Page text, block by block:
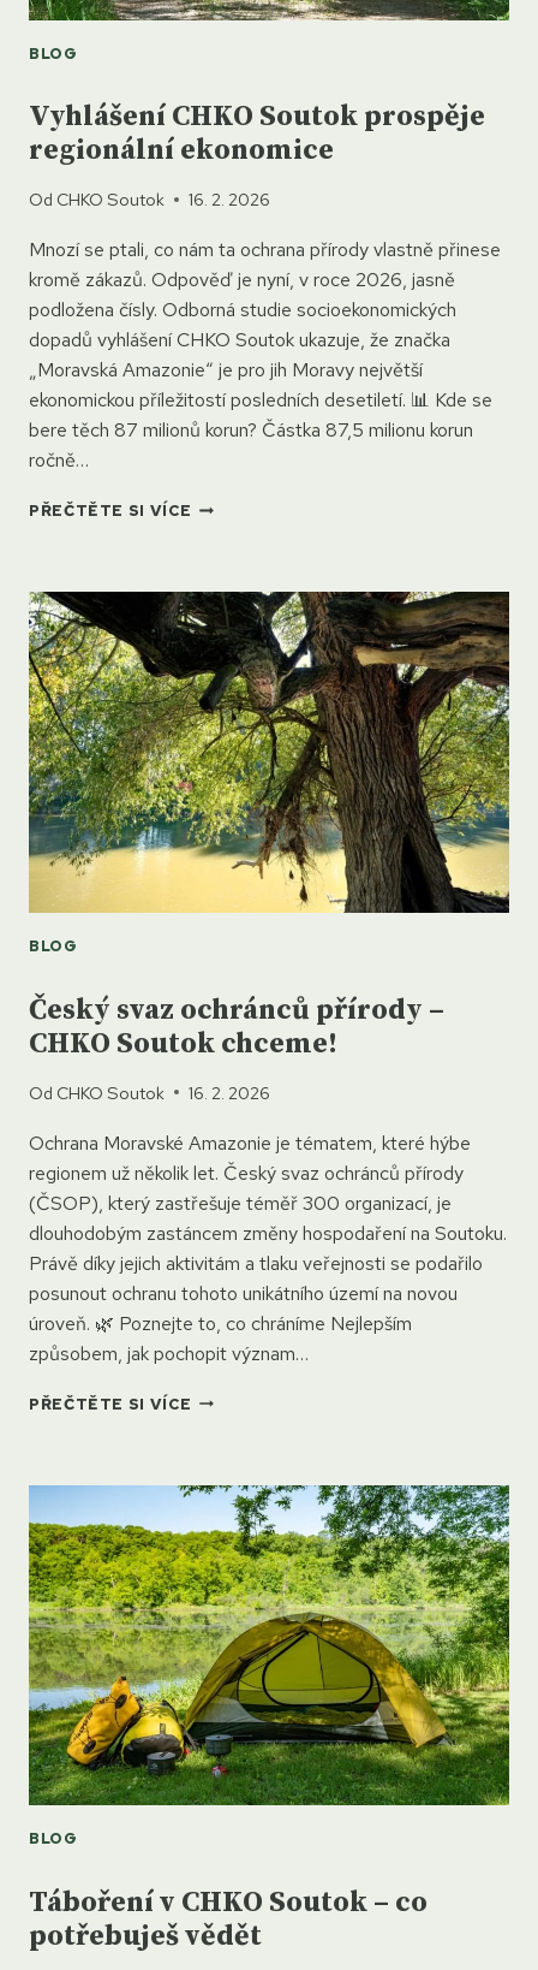
BLOG
Vyhlášení CHKO Soutok prospěje
regionální ekonomice
Od CHKO Soutok 16. 2. 2026
Mnozí se ptali, co nám ta ochrana přírody vlastně přinese
kromě zákazů. Odpověď je nyní, v roce 2026, jasně
podložena čísly. Odborná studie socioekonomických
dopadů vyhlášení CHKO Soutok ukazuje, že značka
„Moravská Amazonie“ je pro jih Moravy největší
ekonomickou příležitostí posledních desetiletí. 📊 Kde se
bere těch 87 milionů korun? Částka 87,5 milionu korun
ročně…
PŘEČTĚTE SI VÍCE VYHLÁŠENÍ
REGIONÁLNÍ
EKONOMICE
BLOG
Český svaz ochránců přírody –
CHKO Soutok chceme!
Od CHKO Soutok 16. 2. 2026
Ochrana Moravské Amazonie je tématem, které hýbe
regionem už několik let. Český svaz ochránců přírody
(ČSOP), který zastřešuje téměř 300 organizací, je
dlouhodobým zastáncem změny hospodaření na Soutoku.
Právě díky jejich aktivitám a tlaku veřejnosti se podařilo
posunout ochranu tohoto unikátního území na novou
úroveň. 🌿 Poznejte to, co chráníme Nejlepším
způsobem, jak pochopit význam…
PŘEČTĚTE SI VÍCE ČESKÝ
–
CHKO
SOUTOK
CHCEME!
BLOG
Táboření v CHKO Soutok – co
potřebuješ vědět